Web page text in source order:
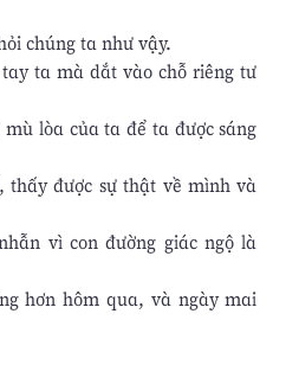
chúng ta như vậy.
ta mà dắt vào chỗ riêng tư
lòa của ta để ta được sáng
thấy được sự thật về mình và
vì con đường giác ngộ là
hơn hôm qua, và ngày mai